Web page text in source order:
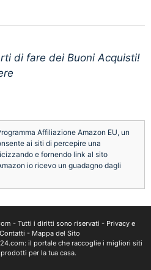
di fare dei Buoni Acquisti!
Affiliazione Amazon EU, un
ai siti di percepire una
e fornendo link al sito
io ricevo un guadagno dagli
- Tutti i diritti sono riservati - Privacy e
Contatti - Mappa del Sito
: il portale che raccoglie i migliori siti
per la tua casa.